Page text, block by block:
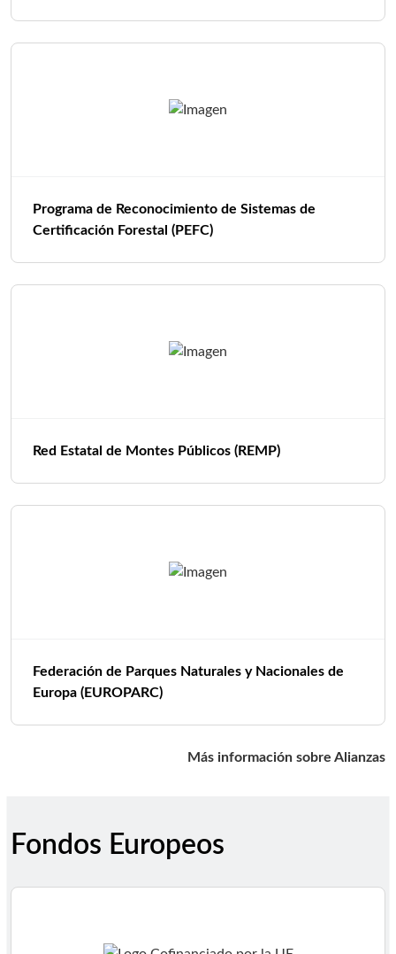
Programa de Reconocimiento de Sistemas de
Certificación Forestal (PEFC)
Red Estatal de Montes Públicos (REMP)
Federación de Parques Naturales y Nacionales de
Europa (EUROPARC)
Más información sobre Alianzas
Fondos Europeos